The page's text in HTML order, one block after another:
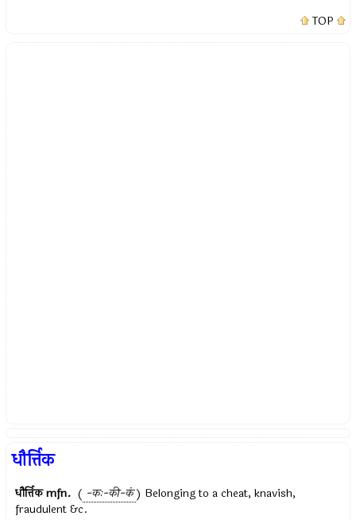
TOP
धौर्त्तिक
धौर्त्तिकmfn. ( -कः-की-कं) Belonging to a cheat, knavish,
fraudulent &c.